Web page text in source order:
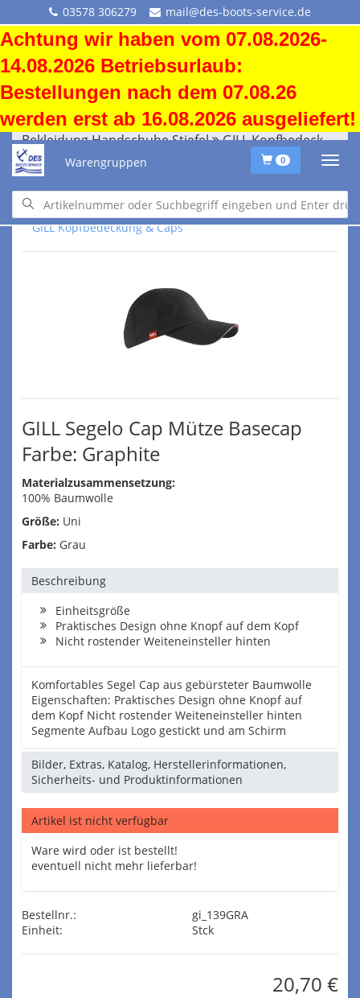
03578 306279 mail@des-boots-service.de
Achtung wir haben vom 07.08.2026-
14.08.2026 Betriebsurlaub:
Bestellungen nach dem 07.08.26
werden erst ab 16.08.2026 ausgeliefert!
Warengruppen 0
Bekleidung Handschuhe Stiefel GILL Kopfbedeckung & Caps
Bekleidung Handschuhe Stiefel
GILL Kopfbedeckung & Caps
GILL Segelo Cap Mütze Basecap
Farbe: Graphite
Materialzusammensetzung:
100% Baumwolle
Größe: Uni
Farbe: Grau
Beschreibung
Einheitsgröße
Praktisches Design ohne Knopf auf dem Kopf
Nicht rostender Weiteneinsteller hinten
Komfortables Segel Cap aus gebürsteter Baumwolle
Eigenschaften: Praktisches Design ohne Knopf auf
dem Kopf Nicht rostender Weiteneinsteller hinten
Segmente Aufbau Logo gestickt und am Schirm
Bilder, Extras, Katalog, Herstellerinformationen,
Sicherheits- und Produktinformationen
Artikel ist nicht verfügbar
Ware wird oder ist bestellt!
eventuell nicht mehr lieferbar!
Bestellnr.:
gi_139GRA
Einheit:
Stck
20,70 €